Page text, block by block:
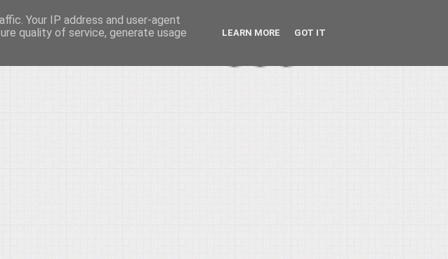
και έκταση...
Your IP address and user-agent
quality of service, generate usage
LEARN MORE GOT IT